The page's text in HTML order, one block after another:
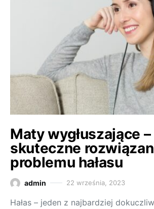
Maty wygłuszające –
skuteczne
problemu hałasu
admin 22 września, 2023
Hałas – jeden z najbardziej